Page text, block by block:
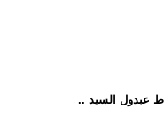
عبدول السيد